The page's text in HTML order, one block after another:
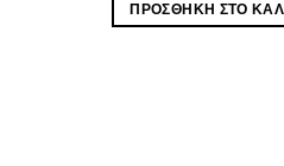
ΠΡΟΣΘΉΚΗ ΣΤΟ